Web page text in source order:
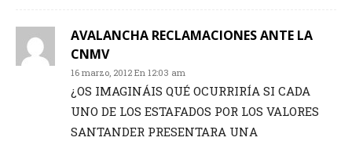
AVALANCHA RECLAMACIONES ANTE LA
CNMV
16 marzo, 2012 En 12:03 am
¿OS IMAGINÁIS QUÉ OCURRIRÍA SI CADA
UNO DE LOS ESTAFADOS POR LOS VALORES
SANTANDER PRESENTARA UNA